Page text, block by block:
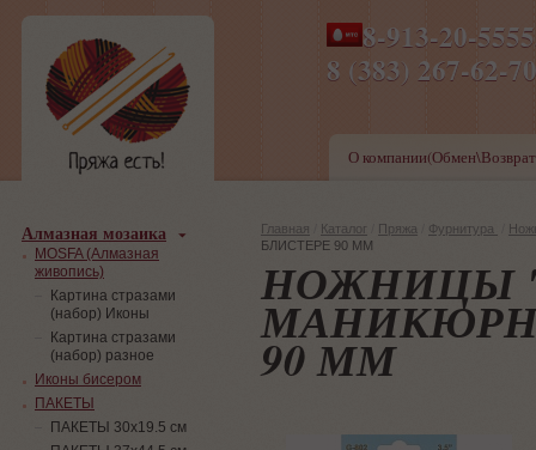
8-913-20-
8 (383) 267-
ПН-ПТ 8-17,СБ-ВС 9-
О
Главная Каталог Пряжа Фурнитура
БЛИСТЕРЕ 90 ММ
НОЖНИЦЫ
90 ММ
Алмазная мозаика
MOSFA (Алмазная
живопись)
Картина стразами
(набор) Иконы
Картина стразами
(набор) разное
Иконы бисером
ПАКЕТЫ
ПАКЕТЫ 30х19.5 см